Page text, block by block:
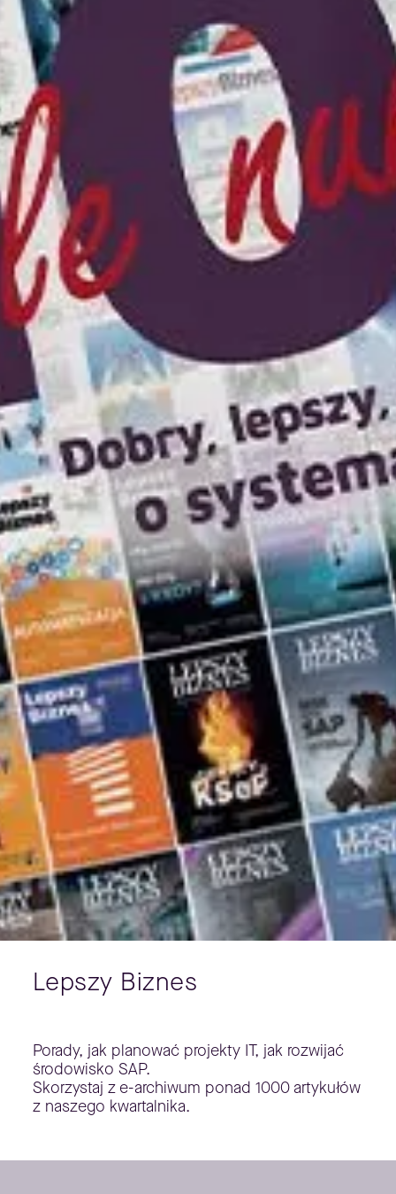
Lepszy Biznes
Porady, jak planować projekty IT, jak rozwijać
środowisko SAP.
Skorzystaj z e-archiwum ponad 1000 artykułów
z naszego kwartalnika.